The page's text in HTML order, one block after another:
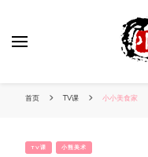
首页 TV课 小小美食家
TV课 小熊美术